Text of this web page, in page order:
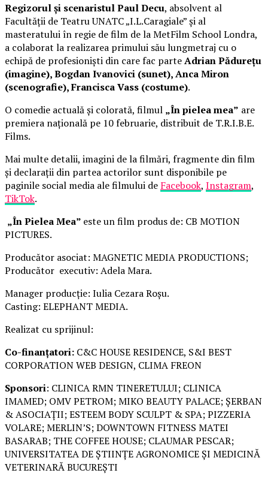
Regizorul și scenaristul Paul Decu, absolvent al
Facultății de Teatru UNATC „I.L.Caragiale” și al
masteratului în regie de film de la MetFilm School Londra,
a colaborat la realizarea primului său lungmetraj cu o
echipă de profesioniști din care fac parteAdrian Pădurețu
(imagine), Bogdan Ivanovici (sunet), Anca Miron
(scenografie), Francisca Vass (costume).
O comedie actuală și colorată, filmul „În pielea mea” are
premiera națională pe 10 februarie, distribuit de T.R.I.B.E.
Films.
Mai multe detalii, imagini de la filmări, fragmente din film
și declarații din partea actorilor sunt disponibile pe
paginile social media ale filmului de Facebook, Instagram,
TikTok.
„În Pielea Mea” este un film produs de: CB MOTION
PICTURES.
Producător asociat: MAGNETIC MEDIA PRODUCTIONS;
Producător executiv: Adela Mara.
Manager producție: Iulia Cezara Roșu.
Casting: ELEPHANT MEDIA.
Realizat cu sprijinul:
Co-finanțatori: C&C HOUSE RESIDENCE, S&I BEST
CORPORATION WEB DESIGN, CLIMA FREON
Sponsori: CLINICA RMN TINERETULUI; CLINICA
IMAMED; OMV PETROM; MIKO BEAUTY PALACE; ȘERBAN
& ASOCIAȚII; ESTEEM BODY SCULPT & SPA; PIZZERIA
VOLARE; MERLIN’S; DOWNTOWN FITNESS MATEI
BASARAB; THE COFFEE HOUSE; CLAUMAR PESCAR;
UNIVERSITATEA DE ȘTIINȚE AGRONOMICE ȘI MEDICINĂ
VETERINARĂ BUCUREȘTI